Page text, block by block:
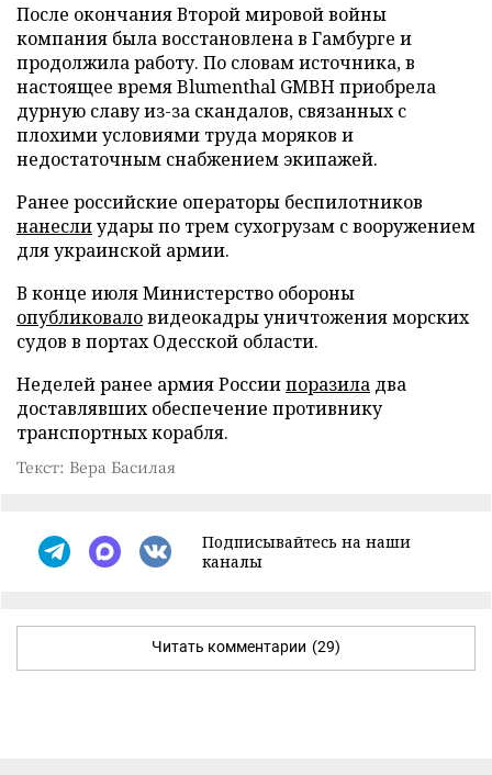
После окончания Второй мировой войны
компания была восстановлена в Гамбурге и
продолжила работу. По словам источника, в
настоящее время Blumenthal GMBH приобрела
дурную славу из-за скандалов, связанных с
плохими условиями труда моряков и
недостаточным снабжением экипажей.
Ранее российские операторы беспилотников
нанеслиудары по трем сухогрузам с вооружением
для украинской армии.
В конце июля Министерство обороны
опубликоваловидеокадры уничтожения морских
судов в портах Одесской области.
Неделей ранее армия Россиипоразила два
доставлявших обеспечение противнику
транспортных корабля.
Текст: Вера Басилая
Подписывайтесь на наши
каналы
Читать комментарии (29)